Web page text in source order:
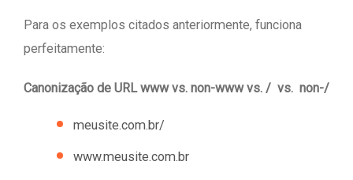
Para os exemplos citados anteriormente, funciona
perfeitamente:
Canonização de URL www vs. non-www vs. / vs. non-/
meusite.com.br/
www.meusite.com.br